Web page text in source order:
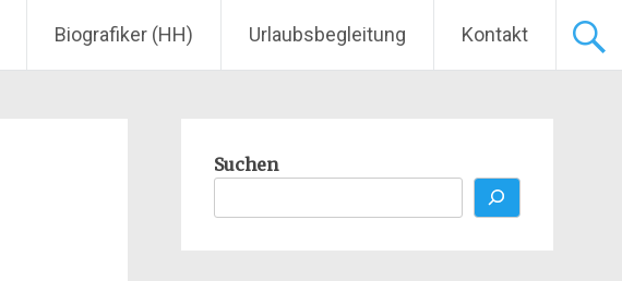
Biografiker (HH) Urlaubsbegleitung Kontakt
Suchen